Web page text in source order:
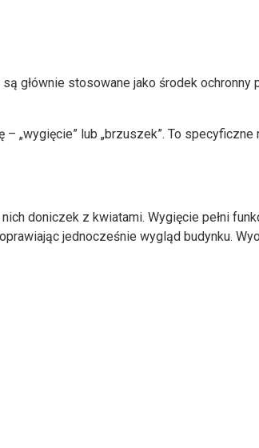
głównie stosowane jako środek ochronny
„wygięcie” lub „brzuszek”. To
doniczek z kwiatami. Wygięcie pełni
jednocześnie wygląd budynku.